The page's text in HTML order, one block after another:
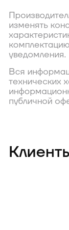
изменять
уведомления.
Вся
технических
публичной